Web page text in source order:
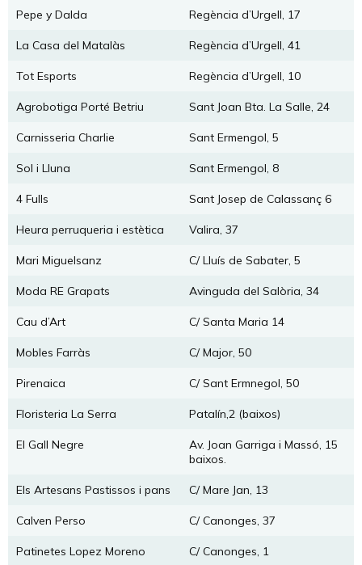
Pepe y Dalda Regència d’Urgell, 17
La Casa del Matalàs Regència d’Urgell, 41
Tot Esports Regència d’Urgell, 10
Agrobotiga Porté Betriu Sant Joan Bta. La Salle, 24
Carnisseria Charlie Sant Ermengol, 5
Sol i Lluna Sant Ermengol, 8
4 Fulls Sant Josep de Calassanç 6
Heura perruqueria i estètica Valira, 37
Mari Miguelsanz C/ Lluís de Sabater, 5
Moda RE Grapats Avinguda del Salòria, 34
Cau d’Art C/ Santa Maria 14
Mobles Farràs C/ Major, 50
Pirenaica C/ Sant Ermnegol, 50
Floristeria La Serra Patalín,2 (baixos)
El Gall Negre
Av. Joan Garriga i Massó, 15
baixos.
Els Artesans Pastissos i pans C/ Mare Jan, 13
Calven Perso C/ Canonges, 37
Patinetes Lopez Moreno C/ Canonges, 1